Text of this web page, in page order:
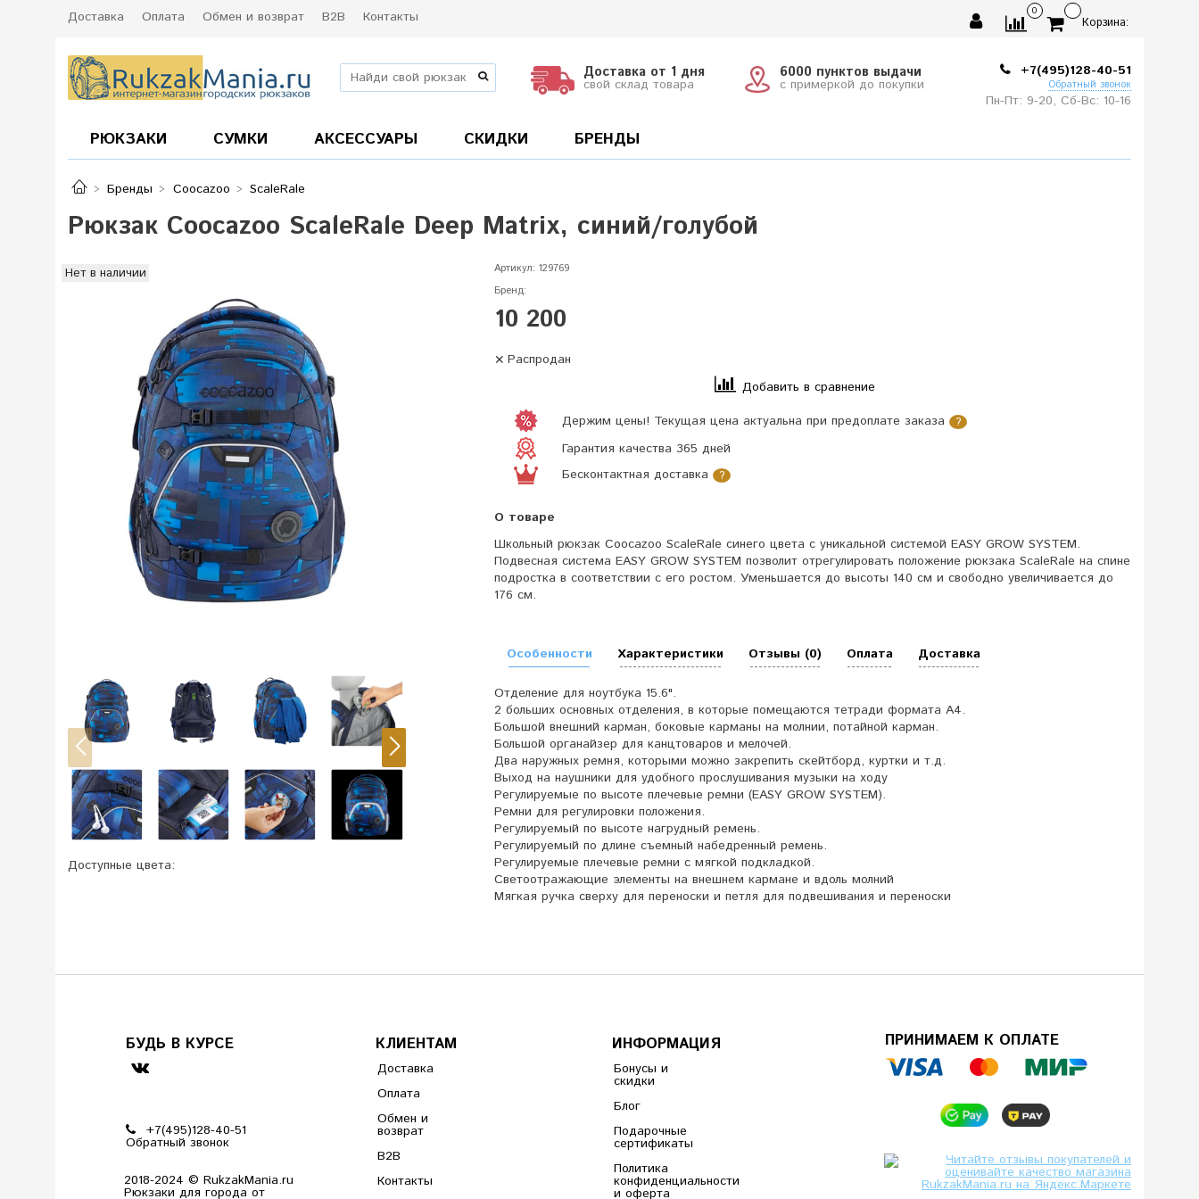
Доставка Оплата Обмен и возврат B2B Контакты 0
Корзина:
Доставка от 1 дня
свой склад товара
6000 пунктов выдачи
с примеркой до покупки
+7(495)128-40-51
Обратный звонок
Пн-Пт: 9-20, Сб-Вс: 10-16
РЮКЗАКИ СУМКИ АКСЕССУАРЫ СКИДКИ БРЕНДЫ
Бренды Coocazoo ScaleRale
Рюкзак Coocazoo ScaleRale Deep Matrix, синий/голубой
Нет в наличии
Доступные цвета:
Артикул: 129769
Бренд:
10 200
Распродан
Добавить в сравнение
Держим цены! Текущая цена актуальна при предоплате заказа
?
Гарантия качества 365 дней
Бесконтактная доставка
?
О товаре
Школьный рюкзак Coocazoo ScaleRale синего цвета с уникальной системой EASY GROW SYSTEM.
Подвесная система EASY GROW SYSTEM позволит отрегулировать положение рюкзака ScaleRale на спине
подростка в соответствии с его ростом. Уменьшается до высоты 140 см и свободно увеличивается до
176 см.
Особенности
Отделение для ноутбука 15.6".
2 больших основных отделения, в которые помещаются тетради формата А4.
Большой внешний карман, боковые карманы на молнии, потайной карман.
Большой органайзер для канцтоваров и мелочей.
Два наружных ремня, которыми можно закрепить скейтборд, куртки и т.д.
Выход на наушники для удобного прослушивания музыки на ходу
Регулируемые по высоте плечевые ремни (EASY GROW SYSTEM).
Ремни для регулировки положения.
Регулируемый по высоте нагрудный ремень.
Регулируемый по длине съемный набедренный ремень.
Регулируемые плечевые ремни с мягкой подкладкой.
Светоотражающие элементы на внешнем кармане и вдоль молний
Мягкая ручка сверху для переноски и петля для подвешивания и переноски
Характеристики Отзывы (0) Оплата Доставка
БУДЬ В КУРСЕ
+7(495)128-40-51
Обратный звонок
2018-2024 © RukzakMania.ru
Рюкзаки для города от
КЛИЕНТАМ
Доставка
Оплата
Обмен и
возврат
B2B
Контакты
ИНФОРМАЦИЯ
Бонусы и
скидки
Блог
Подарочные
сертификаты
Политика
конфиденциальности
и оферта
ПРИНИМАЕМ К ОПЛАТЕ